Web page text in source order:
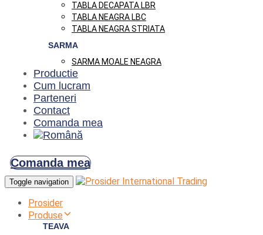
TABLA DECAPATA LBR
TABLA NEAGRA LBC
TABLA NEAGRA STRIATA
SARMA
SARMA MOALE NEAGRA
Productie
Cum lucram
Parteneri
Contact
Comanda mea
Comanda mea
Toggle navigation
Prosider
Produse
TEAVA